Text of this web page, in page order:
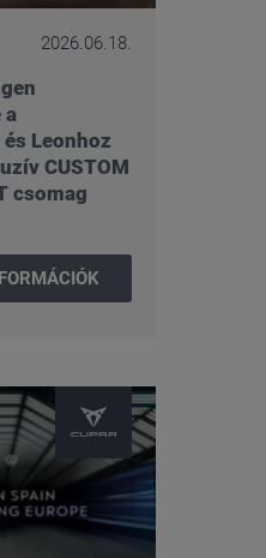
2026.06.18.
a
Leonhoz
CUSTOM
csomag